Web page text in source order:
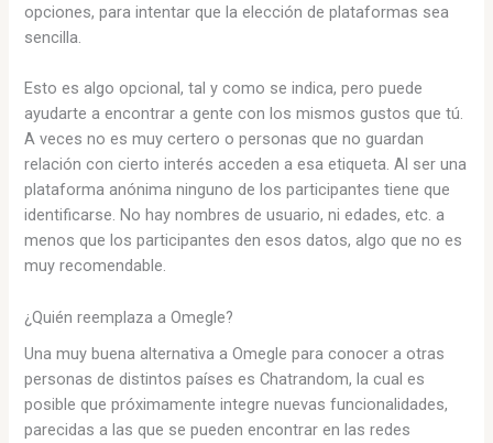
opciones, para intentar que la elección de plataformas sea
sencilla.
Esto es algo opcional, tal y como se indica, pero puede
ayudarte a encontrar a gente con los mismos gustos que tú.
A veces no es muy certero o personas que no guardan
relación con cierto interés acceden a esa etiqueta. Al ser una
plataforma anónima ninguno de los participantes tiene que
identificarse. No hay nombres de usuario, ni edades, etc. a
menos que los participantes den esos datos, algo que no es
muy recomendable.
¿Quién reemplaza a Omegle?
Una muy buena alternativa a Omegle para conocer a otras
personas de distintos países es Chatrandom, la cual es
posible que próximamente integre nuevas funcionalidades,
parecidas a las que se pueden encontrar en las redes